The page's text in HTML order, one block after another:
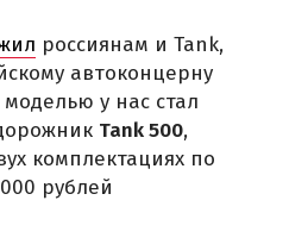
россиянам и Tank,
автоконцерну
у нас стал
Tank 500,
комплектациях по
рублей